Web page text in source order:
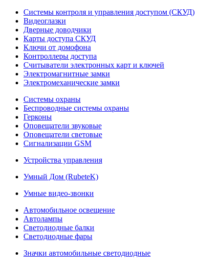
Системы контроля и управления доступом (СКУД)
Видеоглазки
Дверные доводчики
Карты доступа СКУД
Ключи от домофона
Контроллеры доступа
Считыватели электронных карт и ключей
Электромагнитные замки
Электромеханические замки
Системы охраны
Беспроводные системы охраны
Герконы
Оповещатели звуковые
Оповещатели световые
Сигнализации GSM
Устройства управления
Умный Дом (RubeteK)
Умные видео-звонки
Автомобильное освещение
Автолампы
Светодиодные балки
Светодиодные фары
Значки автомобильные светодиодные